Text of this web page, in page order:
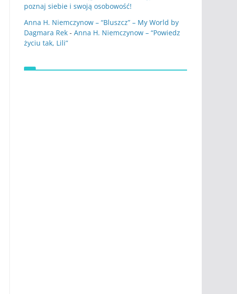
poznaj siebie i swoją osobowość!
Anna H. Niemczynow – “Bluszcz” – My World by
Dagmara Rek - Anna H. Niemczynow – “Powiedz
życiu tak, Lili”